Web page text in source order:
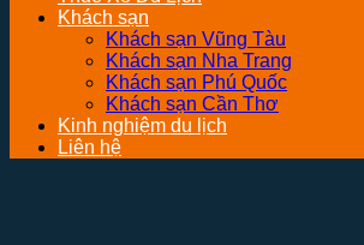
Khách sạn
Khách sạn Vũng Tàu
Khách sạn Nha Trang
Khách sạn Phú Quốc
Khách sạn Cần Thơ
Kinh nghiệm du lịch
Liên hệ